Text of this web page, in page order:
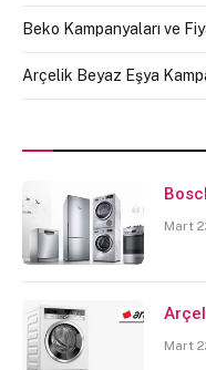
Beko Kampanyaları ve
Arçelik Beyaz Eşya
Mart
Mart